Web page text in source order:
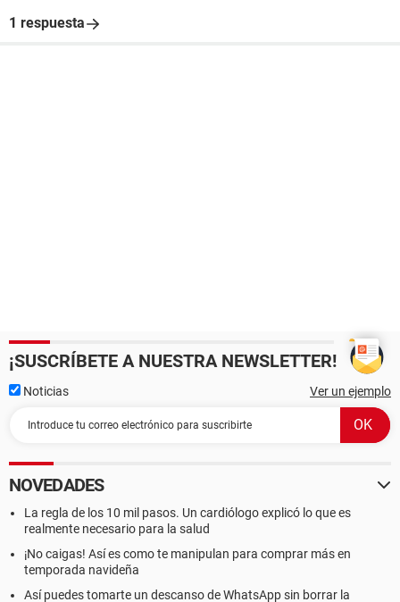
1 respuesta
¡SUSCRÍBETE A NUESTRA NEWSLETTER!
Noticias Ver un ejemplo
NOVEDADES
La regla de los 10 mil pasos. Un cardiólogo explicó lo que es
realmente necesario para la salud
¡No caigas! Así es como te manipulan para comprar más en
temporada navideña
Así puedes tomarte un descanso de WhatsApp sin borrar la